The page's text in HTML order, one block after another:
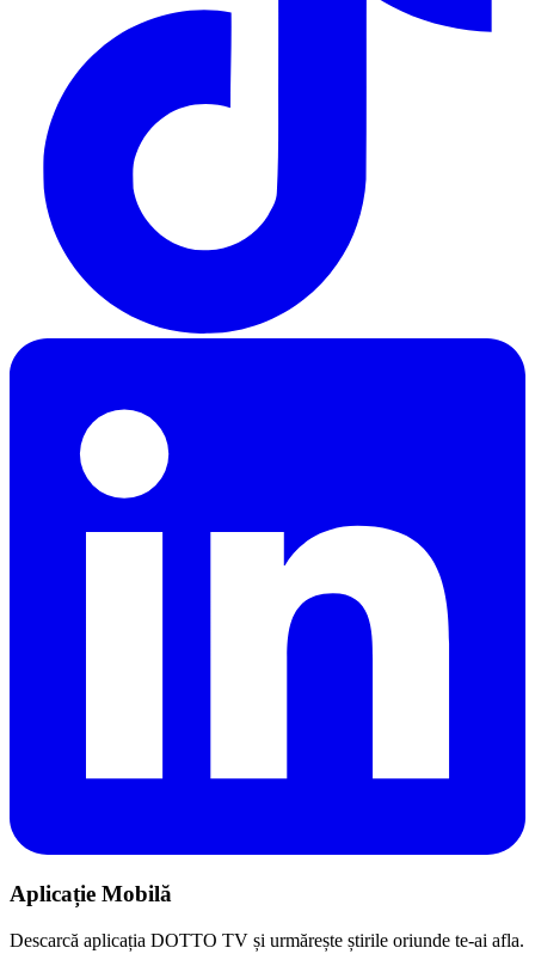
Aplicație Mobilă
Descarcă aplicația DOTTO TV și urmărește știrile oriunde te-ai afla.